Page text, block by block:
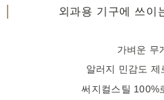
외과용 기구에 쓰이
가벼운 무
알러지 민감도 제
써지컬스틸 100%